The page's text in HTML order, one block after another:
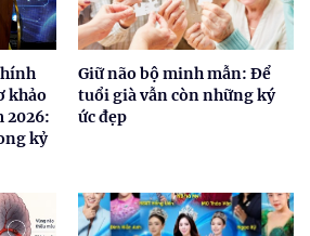
khảo
2026:
kỷ
Giữ não bộ minh mẫn: Để
tuổi già vẫn còn những ký
ức đẹp